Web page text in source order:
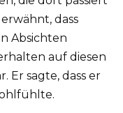
dass
Absichten
auf diesen
Er sagte, dass er